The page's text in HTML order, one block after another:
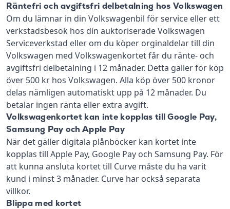
Räntefri och avgiftsfri delbetalning hos Volkswagen
Om du lämnar in din Volkswagenbil för service eller ett
verkstadsbesök hos din auktoriserade Volkswagen
Serviceverkstad eller om du köper orginaldelar till din
Volkswagen med Volkswagenkortet får du ränte- och
avgiftsfri delbetalning i 12 månader. Detta gäller för köp
över 500 kr hos Volkswagen. Alla köp över 500 kronor
delas nämligen automatiskt upp på 12 månader. Du
betalar ingen ränta eller extra avgift.
Volkswagenkortet kan inte kopplas till Google Pay,
Samsung Pay och Apple Pay
När det gäller digitala plånböcker kan kortet inte
kopplas till Apple Pay, Google Pay och Samsung Pay. För
att kunna ansluta kortet till Curve måste du ha varit
kund i minst 3 månader. Curve har också separata
villkor.
Blippa med kortet